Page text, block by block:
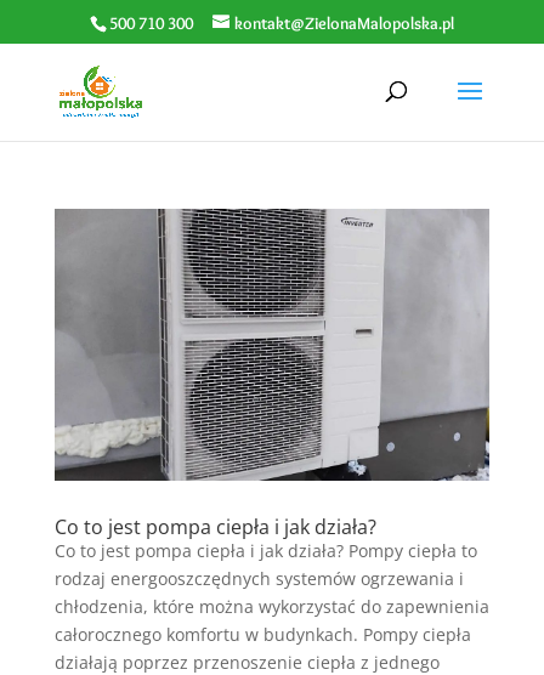
500 710 300 kontakt@ZielonaMalopolska.pl
Co to jest pompa ciepła i jak działa?
Co to jest pompa ciepła i jak działa? Pompy ciepła to
rodzaj energooszczędnych systemów ogrzewania i
chłodzenia, które można wykorzystać do zapewnienia
całorocznego komfortu w budynkach. Pompy ciepła
działają poprzez przenoszenie ciepła z jednego